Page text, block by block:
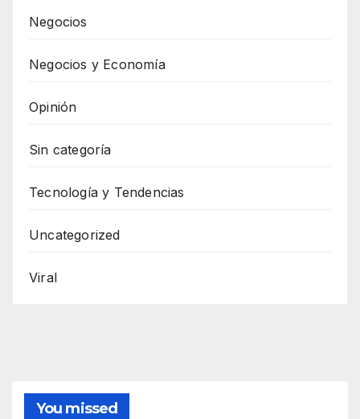
Negocios
Negocios y Economía
Opinión
Sin categoría
Tecnología y Tendencias
Uncategorized
Viral
You missed